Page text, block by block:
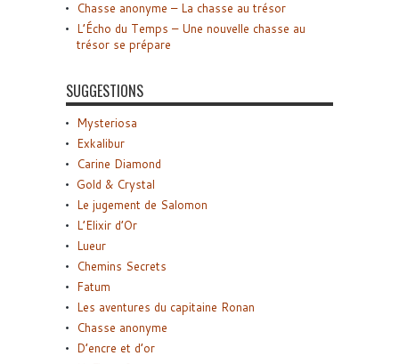
Chasse anonyme – La chasse au trésor
L’Écho du Temps – Une nouvelle chasse au
trésor se prépare
SUGGESTIONS
Mysteriosa
Exkalibur
Carine Diamond
Gold & Crystal
Le jugement de Salomon
L’Elixir d’Or
Lueur
Chemins Secrets
Fatum
Les aventures du capitaine Ronan
Chasse anonyme
D’encre et d’or